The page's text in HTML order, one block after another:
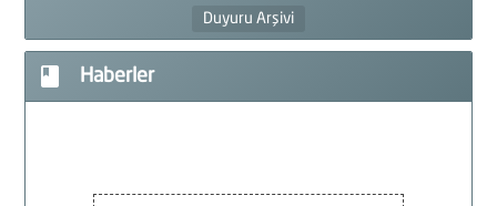
Duyuru Arşivi
book Haberler